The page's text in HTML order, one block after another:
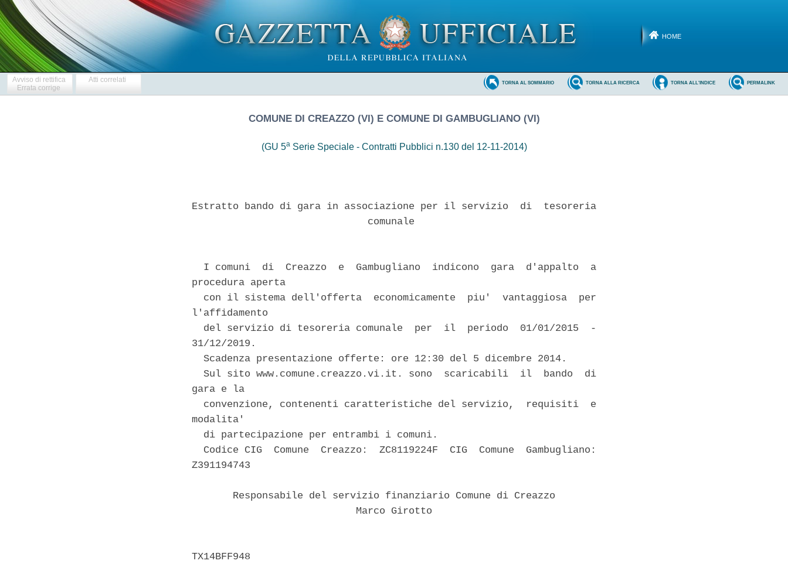
HOME
Avviso di rettifica
Errata corrige
Atti correlati PERMALINK
TORNA ALL'INDICE
TORNA ALLA RICERCA
TORNA AL SOMMARIO
COMUNE DI CREAZZO (VI) E COMUNE DI GAMBUGLIANO (VI)
(GU 5aSerie Speciale - Contratti Pubblici n.130 del 12-11-2014)
Estratto bando di gara in associazione per il servizio  di  tesoreria
                              comunale
  I comuni  di  Creazzo  e  Gambugliano  indicono  gara  d'appalto  a
procedura aperta
  con il sistema dell'offerta  economicamente  piu'  vantaggiosa  per
l'affidamento
  del servizio di tesoreria comunale  per  il  periodo  01/01/2015  -
31/12/2019.
  Scadenza presentazione offerte: ore 12:30 del 5 dicembre 2014.
  Sul sito www.comune.creazzo.vi.it. sono  scaricabili  il  bando  di
gara e la
  convenzione, contenenti caratteristiche del servizio,  requisiti  e
modalita'
  di partecipazione per entrambi i comuni.
  Codice CIG  Comune  Creazzo:  ZC8119224F  CIG  Comune  Gambugliano:
Z391194743
       Responsabile del servizio finanziario Comune di Creazzo
                            Marco Girotto